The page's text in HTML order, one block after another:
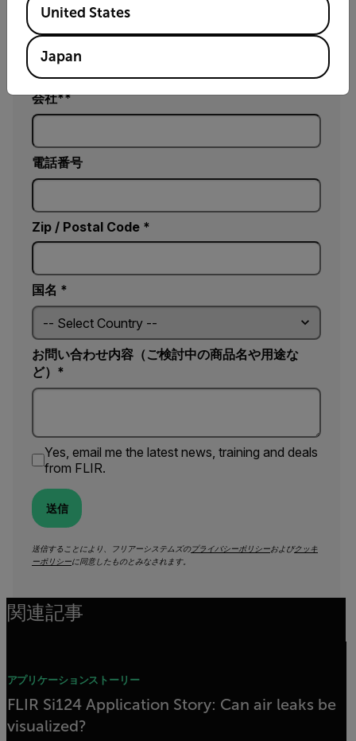
電子メール*
会社*
電話番号
Zip / Postal Code *
国名 *
お問い合わせ内容（ご検討中の商品名や用途な
ど）*
Yes, email me the latest news, training and deals
from FLIR.
送信
送信することにより、フリアーシステムズのプライバシーポリシーおよびクッキ
ーポリシーに同意したものとみなされます。
関連記事
アプリケーションストーリー
FLIR Si124 Application Story: Can air leaks be
visualized?
United States
Japan